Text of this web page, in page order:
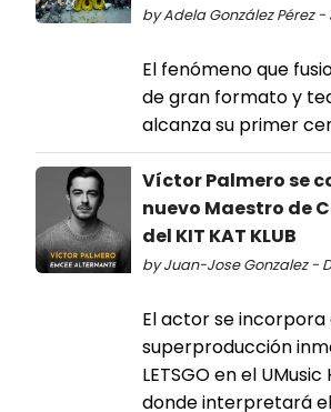
by Adela González Pérez -
El fenómeno que
de gran formato y
alcanza su primer
Víctor Palmero se
nuevo Maestro de
del KIT KAT KLUB
by Juan-Jose Gonzalez -
El actor se incorpora
superproducción
LETSGO en el
donde interpretará